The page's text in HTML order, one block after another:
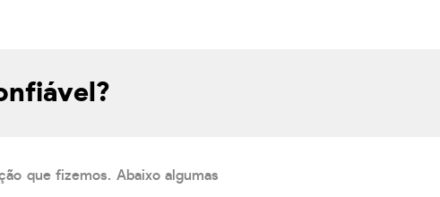
que fizemos. Abaixo algumas